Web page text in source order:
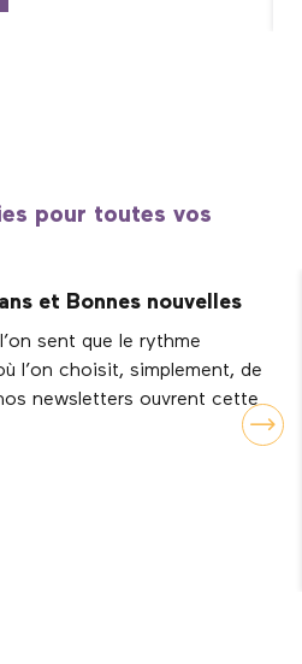
pour toutes vos
et Bonnes nouvelles
sent que le rythme
l’on choisit, simplement, de
newsletters ouvrent cette